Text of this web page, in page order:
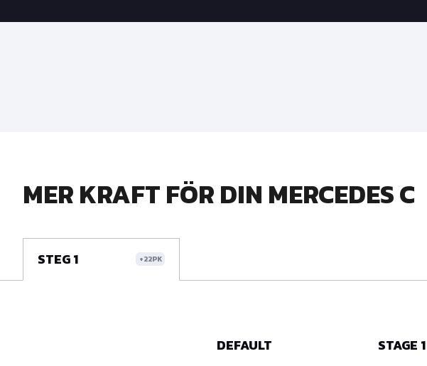
MER KRAFT FÖR DIN MERCEDES C
STEG 1 +22PK
DEFAULT STAGE 1